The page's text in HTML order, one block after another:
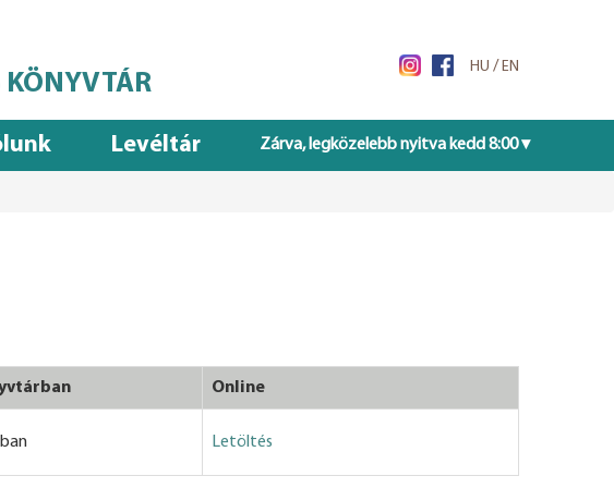
KÖNYVTÁR
HU / EN
Zárva, legközelebb nyitva kedd 8:00 ▾
Levéltár
Online
Letöltés